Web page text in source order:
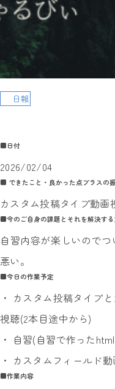
日報
■日付
2026/02/04
■ できたこと・良かった点プラスの
カスタム投稿タイプ動画
■今のご自身の課題とそれを解決する
自習内容が楽しいので
悪い。
■今日の作業予定
・ カスタム投稿タイプ
視聴(2本目途中から)
・ 自習(自習で作った
・ カスタムフィールド
■作業内容